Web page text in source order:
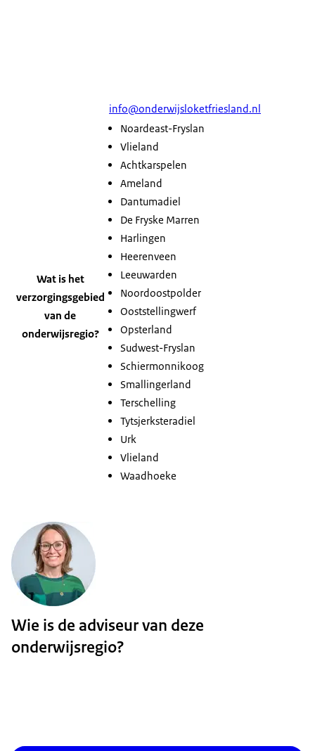
info@onderwijsloketfriesland.nl
Wat is het
verzorgingsgebied
van de
onderwijsregio?
Noardeast-Fryslan
Vlieland
Achtkarspelen
Ameland
Dantumadiel
De Fryske Marren
Harlingen
Heerenveen
Leeuwarden
Noordoostpolder
Ooststellingwerf
Opsterland
Sudwest-Fryslan
Schiermonnikoog
Smallingerland
Terschelling
Tytsjerksteradiel
Urk
Vlieland
Waadhoeke
Wie is de adviseur van deze
onderwijsregio?